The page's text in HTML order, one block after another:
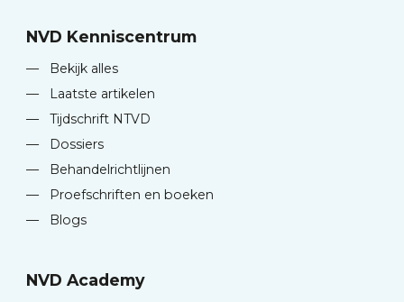
NVD Kenniscentrum
—
Bekijk alles
—
Laatste artikelen
—
Tijdschrift NTVD
—
Dossiers
—
Behandelrichtlijnen
—
Proefschriften en boeken
—
Blogs
NVD Academy